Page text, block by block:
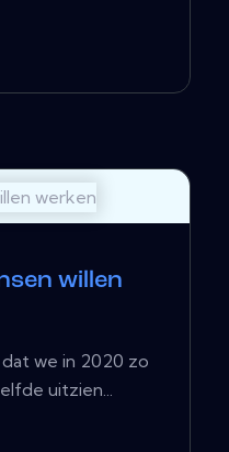
willen
we in 2020 zo
uitzien...